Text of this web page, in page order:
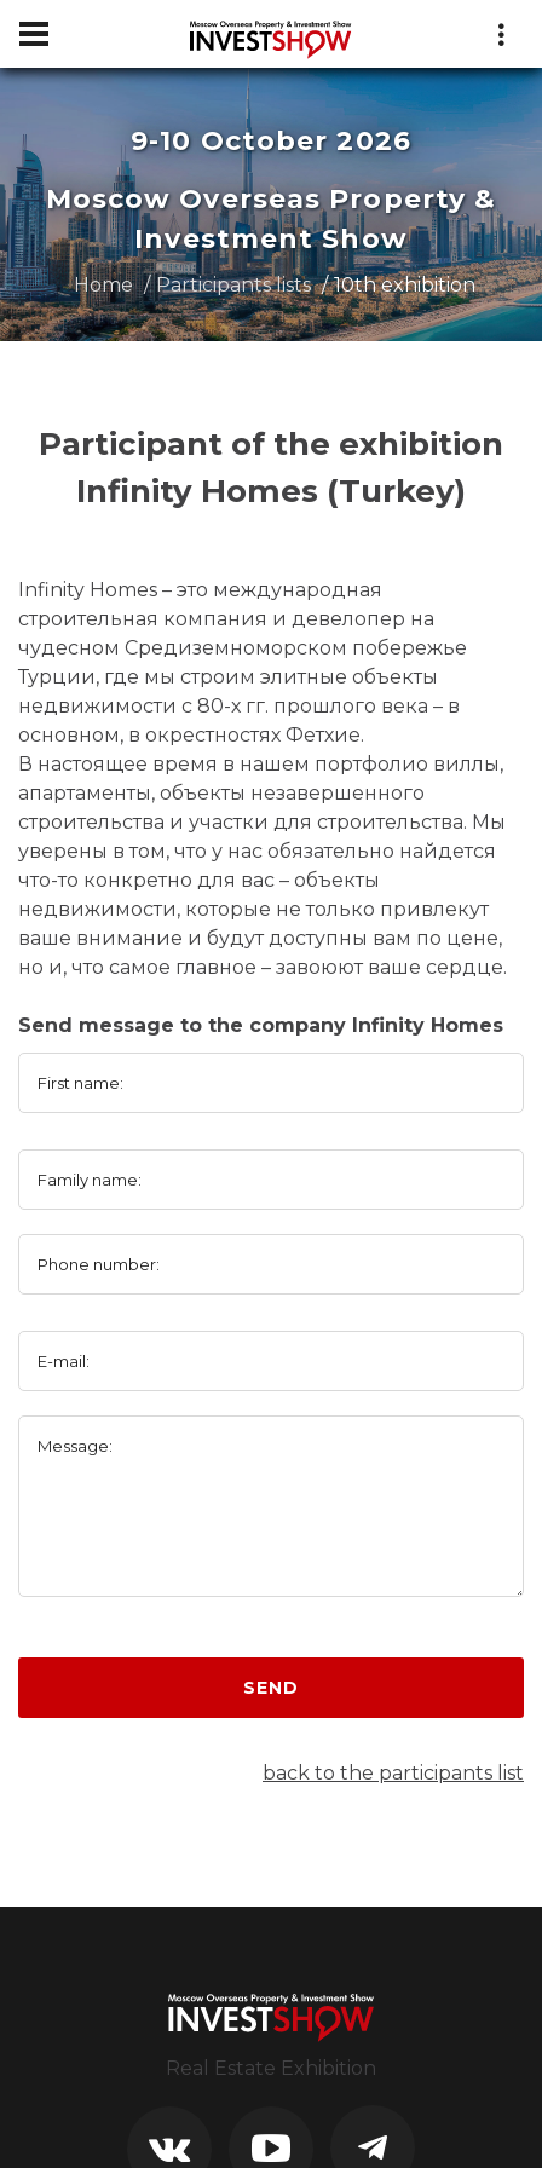
9-10 October 2026
Moscow Overseas Property &
Investment Show
Home Participants lists 10th exhibition
Participant of the exhibition
Infinity Homes (Turkey)
Infinity Homes – это международная
строительная компания и девелопер на
чудесном Средиземноморском побережье
Турции, где мы строим элитные объекты
недвижимости с 80-х гг. прошлого века – в
основном, в окрестностях Фетхие.
В настоящее время в нашем портфолио виллы,
апартаменты, объекты незавершенного
строительства и участки для строительства. Мы
уверены в том, что у нас обязательно найдется
что-то конкретно для вас – объекты
недвижимости, которые не только привлекут
ваше внимание и будут доступны вам по цене,
но и, что самое главное – завоюют ваше сердце.
Send message to the company Infinity Homes
First name:
Family name:
Phone number:
E-mail:
Message:
SEND
back to the participants list
Real Estate Exhibition